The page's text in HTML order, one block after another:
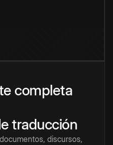
completa
traducción
discursos,